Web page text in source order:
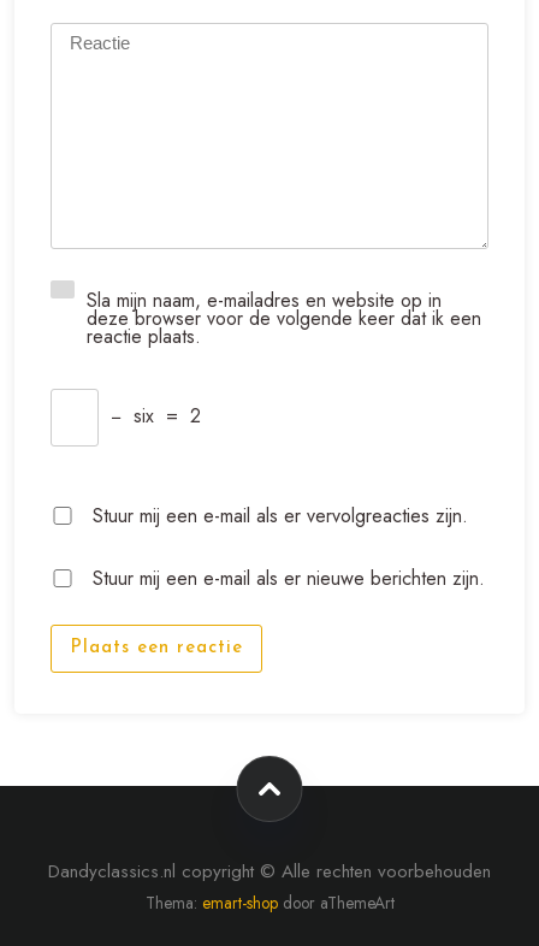
Sla mijn naam, e-mailadres en website op in
deze browser voor de volgende keer dat ik een
reactie plaats.
− six = 2
Stuur mij een e-mail als er vervolgreacties zijn.
Stuur mij een e-mail als er nieuwe berichten zijn.
Plaats een reactie
Dandyclassics.nl copyright © Alle rechten voorbehouden
Thema: emart-shopdoor aThemeArt